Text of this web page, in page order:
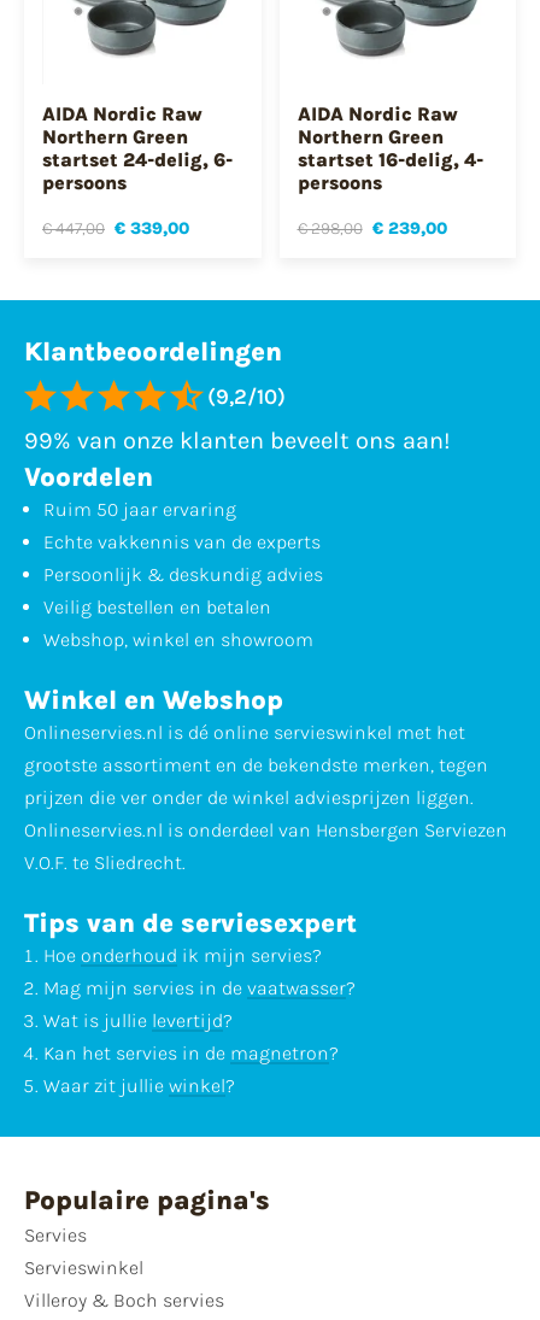
AIDA Nordic Raw
Northern Green
startset 24-delig, 6-
persoons
€ 447,00 € 339,00
AIDA Nordic Raw
Northern Green
startset 16-delig, 4-
persoons
€ 298,00 € 239,00
Klantbeoordelingen
(9,2/10)
99% van onze klanten beveelt ons aan!
Voordelen
Ruim 50 jaar ervaring
Echte vakkennis van de experts
Persoonlijk & deskundig advies
Veilig bestellen en betalen
Webshop, winkel en showroom
Winkel en Webshop
Onlineservies.nl is dé online servieswinkel met het
grootste assortiment en de bekendste merken, tegen
prijzen die ver onder de winkel adviesprijzen liggen.
Onlineservies.nl is onderdeel van Hensbergen Serviezen
V.O.F. te Sliedrecht.
Tips van de serviesexpert
Hoe onderhoud ik mijn servies?
Mag mijn servies in de vaatwasser?
Wat is jullie levertijd?
Kan het servies in de magnetron?
Waar zit jullie winkel?
Populaire pagina's
Servies
Servieswinkel
Villeroy & Boch servies